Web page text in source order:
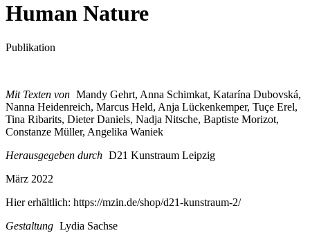
Human Nature
Publikation
Mit Texten von Mandy Gehrt, Anna Schimkat, Katarína Dubovská,
Nanna Heidenreich, Marcus Held, Anja Lückenkemper, Tuçe Erel,
Tina Ribarits, Dieter Daniels, Nadja Nitsche, Baptiste Morizot,
Constanze Müller, Angelika Waniek
Herausgegeben durch D21 Kunstraum Leipzig
März 2022
Hier erhältlich: https://mzin.de/shop/d21-kunstraum-2/
Gestaltung Lydia Sachse